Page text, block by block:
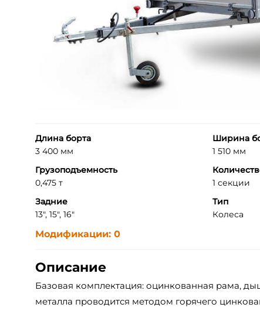
Длина борта
3 400 мм
Ширина
1 510 мм
Грузоподъемность
0,475 т
1 секции
Задние
13", 15", 16"
Тип
Колеса
Модификации: 0
Описание
Базовая комплектация: оцинкованная рама,
металла проводится методом горячего